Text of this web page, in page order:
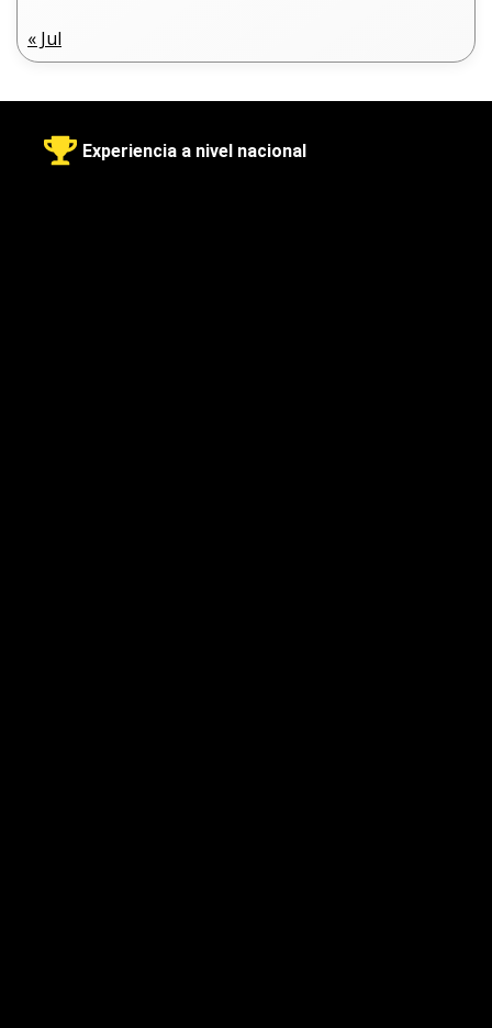
« Jul
Experiencia a nivel nacional